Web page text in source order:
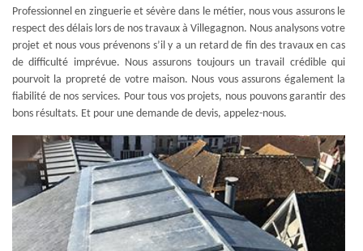
Professionnel en zinguerie et sévère dans le métier, nous vous assurons le
respect des délais lors de nos travaux à Villegagnon. Nous analysons votre
projet et nous vous prévenons s’il y a un retard de fin des travaux en cas
de difficulté imprévue. Nous assurons toujours un travail crédible qui
pourvoit la propreté de votre maison. Nous vous assurons également la
fiabilité de nos services. Pour tous vos projets, nous pouvons garantir des
bons résultats. Et pour une demande de devis, appelez-nous.